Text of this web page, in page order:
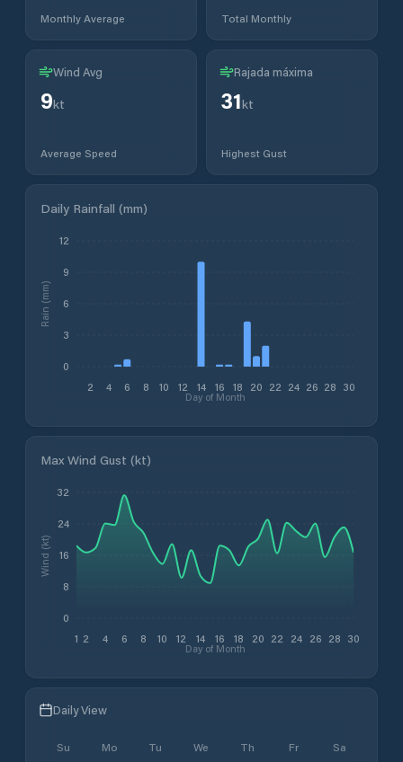
Monthly Average Total Monthly
Wind Avg
9kt
Average Speed
Rajada máxima
31kt
Highest Gust
Daily Rainfall (mm)
2 4 6 8 10 12 14 16 18 20 22 24 26 28 30
Day of Month
0
3
6
9
12
Rain (mm)
Max Wind Gust (kt)
1 2 4 6 8 10 12 14 16 18 20 22 24 26 28 30
Day of Month
0
8
16
24
32
Wind (kt)
Daily View
Su Mo Tu We Th Fr Sa